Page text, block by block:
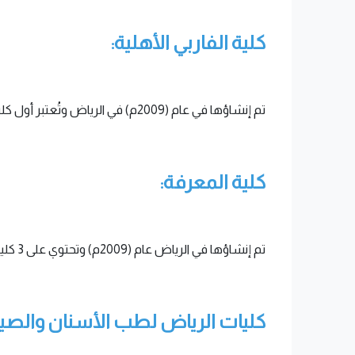
كلية الفاربي الأهلية:
تم إنشاؤها في عام (2009م) في الرياض وتُعتبر أول كلية تخصصية أهلية شاملة للعلوم الطبية بالسعودية، وتُعد من أكبر وأحدث الكليات الأهلية للعلوم الطبية في الشرق الأوسط.
كلية المعرفة:
تم إنشاؤها في الرياض عام (2009م) وتحتوي على 3 كليات أساسية ( الطب والتمريض والصيدلة ).
كليات الرياض لطب الأسنان